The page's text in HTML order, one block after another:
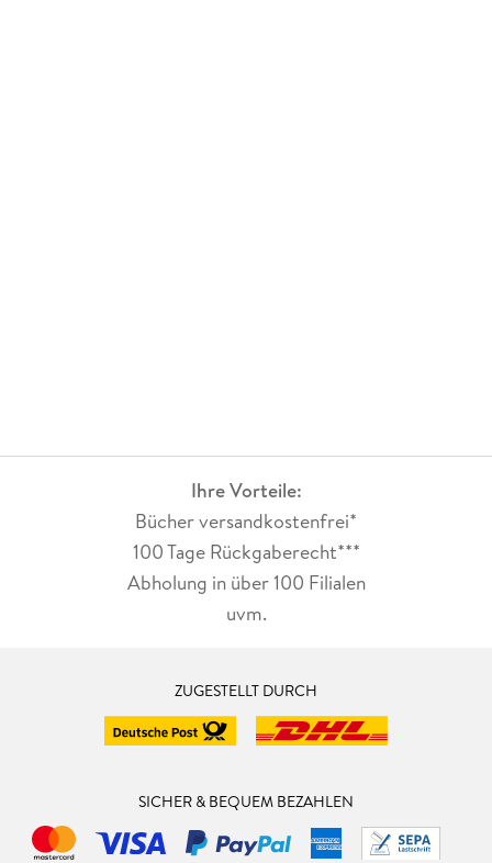
Ihre Vorteile:
Bücher versandkostenfrei*
100 Tage Rückgaberecht***
Abholung in über 100 Filialen
uvm.
ZUGESTELLT DURCH
SICHER & BEQUEM BEZAHLEN